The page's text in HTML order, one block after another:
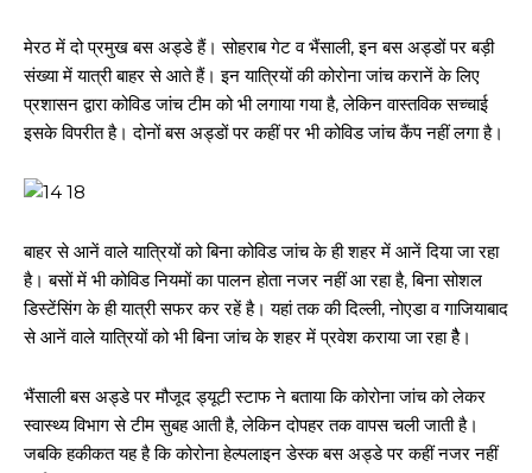
मेरठ में दो प्रमुख बस अड्डे हैं। सोहराब गेट व भैंसाली, इन बस अड्डों पर बड़ी
संख्या में यात्री बाहर से आते हैं। इन यात्रियों की कोरोना जांच करानें के लिए
प्रशासन द्वारा कोविड जांच टीम को भी लगाया गया है, लेकिन वास्तविक सच्चाई
इसके विपरीत है। दोनों बस अड्डों पर कहीं पर भी कोविड जांच कैंप नहीं लगा है।
बाहर से आनें वाले यात्रियों को बिना कोविड जांच के ही शहर में आनें दिया जा रहा
है। बसों में भी कोविड नियमों का पालन होता नजर नहीं आ रहा है, बिना सोशल
डिस्टेंसिंग के ही यात्री सफर कर रहें है। यहां तक की दिल्ली, नोएडा व गाजियाबाद
से आनें वाले यात्रियों को भी बिना जांच के शहर में प्रवेश कराया जा रहा हैै।
भैंसाली बस अड्डे पर मौजूद ड्यूटी स्टाफ ने बताया कि कोरोना जांच को लेकर
स्वास्थ्य विभाग से टीम सुबह आती है, लेकिन दोपहर तक वापस चली जाती है।
जबकि हकीकत यह है कि कोरोना हेल्पलाइन डेस्क बस अड्डे पर कहीं नजर नहीं